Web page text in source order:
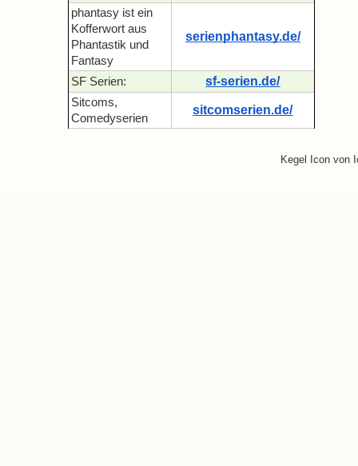
phantasy ist ein
Kofferwort aus
Phantastik und
Fantasy
serienphantasy.de/
SF Serien: sf-serien.de/
Sitcoms,
Comedyserien
sitcomserien.de/
Kegel Icon von